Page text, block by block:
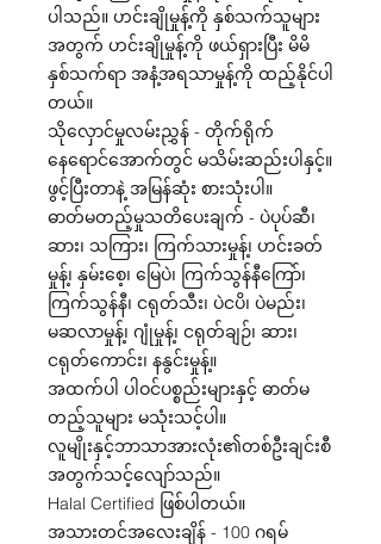
ပါသည်။ ဟင်းချိုမှုန့်ကို နှစ်သက်သူများ
အတွက် ဟင်းချိုမှုန့်ကို ဖယ်ရှားပြီး မိမိ
နှစ်သက်ရာ အနံ့အရသာမှုန့်ကို ထည့်နိုင်ပါ
တယ်။
သိုလှောင်မှုလမ်းညွှန် - တိုက်ရိုက်
နေရောင်အောက်တွင် မသိမ်းဆည်းပါနှင့်။
ဖွင့်ပြီးတာနဲ့ အမြန်ဆုံး စားသုံးပါ။
ဓာတ်မတည့်မှုသတိပေးချက် - ပဲပုပ်ဆီ၊
ဆား၊ သကြား၊ ကြက်သားမှုန့်၊ ဟင်းခတ်
မှုန့်၊ နှမ်းစေ့၊ မြေပဲ၊ ကြက်သွန်နီကြော်၊
ကြက်သွန်နီ၊ ငရုတ်သီး၊ ပဲငပိ၊ ပဲမည်း၊
မဆလာမှုန့်၊ ဂျုံမှုန့်၊ ငရုတ်ချဉ်၊ ဆား၊
ငရုတ်ကောင်း၊ နနွင်းမှုန့်။
အထက်ပါ ပါဝင်ပစ္စည်းများနှင့် ဓာတ်မ
တည့်သူများ မသုံးသင့်ပါ။
လူမျိုးနှင့်ဘာသာအားလုံး၏တစ်ဦးချင်းစီ
အတွက်သင့်လျော်သည်။
Halal Certified ဖြစ်ပါတယ်။
အသားတင်အလေးချိန် - 100 ဂရမ်